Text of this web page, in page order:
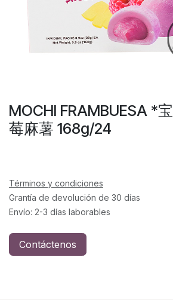
MOCHI FRAMBUESA *
莓麻薯 168g/24
Términos y condiciones
Grantía de devolución de 30 días
Envío: 2-3 días laborables
Contáctenos